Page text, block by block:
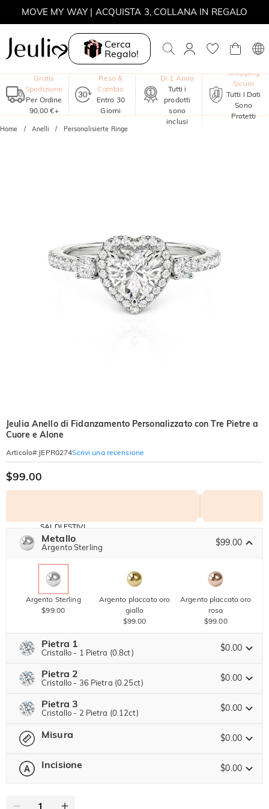
MOVE MY WAY | ACQUISTA 3, COLLANA IN REGALO
Cerca
Regalo!
Gratis
Spedizione
Per Ordine
90,00 €+
Reso &
Cambio
Entro 30
Giorni
Di 1 Anno
Tutti i
prodotti
sono
inclusi
Shopping
Sicuro
Tutti I Dati
Sono
Protetti
Home Anelli Personalisierte Ringe
Jeulia Anello di Fidanzamento Personalizzato con Tre Pietre a
Cuore e Alone
Articolo#: JEPR0274Scrivi una recensione
$99.00
SALDI ESTIVI
-10%
SU TUTTO
SUL 2°
Metallo
Argento Sterling $99.00
Argento Sterling
$99.00
Argento placcato oro
giallo
$99.00
Argento placcato oro
rosa
$99.00
Pietra 1
Cristallo - 1 Pietra (0.8ct) $0.00
Pietra preziosa di Jeulia
$255.00
Pietra di Jeulia
$0.00
Pietra 2
Cristallo - 36 Pietra (0.25ct) $0.00
Pietra preziosa di Jeulia
$130.00
Pietra di Jeulia
Pietra 3
Cristallo - 2 Pietra (0.12ct) $0.00
Pietra preziosa di Jeulia
Misura $0.00
-- Seleziona -- Guida alle Taglie
Incisione $0.00